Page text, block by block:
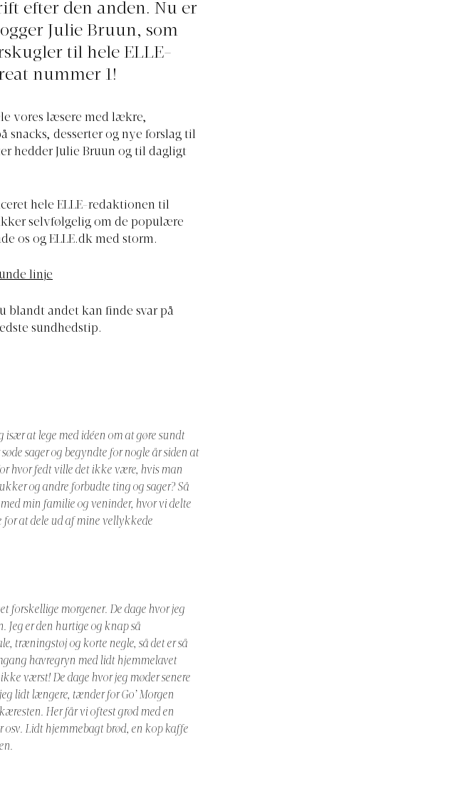
efter den anden. Nu er
Julie Bruun, som
til hele ELLE-
nummer 1!
vores læsere med lækre,
snacks, desserter og nye forslag til
hedder Julie Bruun og til dagligt
hele ELLE-redaktionen til
selvfølgelig om de populære
os og ELLE.dk med storm.
linje
blandt andet kan finde svar på
sundhedstip.
især at lege med idéen om at gøre sundt
sager og begyndte for nogle år siden at
hvor fedt ville det ikke være, hvis man
og andre forbudte ting og sager? Så
min familie og veninder, hvor vi delte
at dele ud af mine vellykkede
forskellige morgener. De dage hvor jeg
Jeg er den hurtige og knap så
træningstøj og korte negle, så det er så
havregryn med lidt hjemmelavet
værst! De dage hvor jeg møder senere
lidt længere, tænder for Go’ Morgen
Her får vi oftest grød med en
Lidt hjemmebagt brød, en kop kaffe